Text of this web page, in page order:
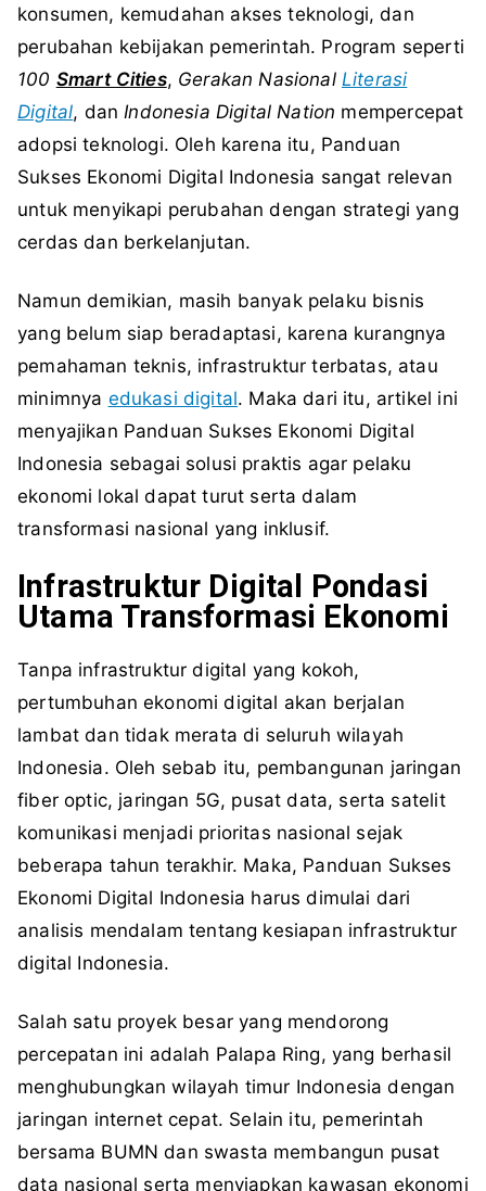
konsumen, kemudahan akses teknologi, dan
perubahan kebijakan pemerintah. Program seperti
100 Smart Cities, Gerakan Nasional Literasi
Digital, danIndonesia Digital Nation mempercepat
adopsi teknologi. Oleh karena itu, Panduan
Sukses Ekonomi Digital Indonesia sangat relevan
untuk menyikapi perubahan dengan strategi yang
cerdas dan berkelanjutan.
Namun demikian, masih banyak pelaku bisnis
yang belum siap beradaptasi, karena kurangnya
pemahaman teknis, infrastruktur terbatas, atau
minimnya edukasi digital. Maka dari itu, artikel ini
menyajikan Panduan Sukses Ekonomi Digital
Indonesia sebagai solusi praktis agar pelaku
ekonomi lokal dapat turut serta dalam
transformasi nasional yang inklusif.
Infrastruktur Digital Pondasi
Utama Transformasi Ekonomi
Tanpa infrastruktur digital yang kokoh,
pertumbuhan ekonomi digital akan berjalan
lambat dan tidak merata di seluruh wilayah
Indonesia. Oleh sebab itu, pembangunan jaringan
fiber optic, jaringan 5G, pusat data, serta satelit
komunikasi menjadi prioritas nasional sejak
beberapa tahun terakhir. Maka, Panduan Sukses
Ekonomi Digital Indonesia harus dimulai dari
analisis mendalam tentang kesiapan infrastruktur
digital Indonesia.
Salah satu proyek besar yang mendorong
percepatan ini adalah Palapa Ring, yang berhasil
menghubungkan wilayah timur Indonesia dengan
jaringan internet cepat. Selain itu, pemerintah
bersama BUMN dan swasta membangun pusat
data nasional serta menyiapkan kawasan ekonomi